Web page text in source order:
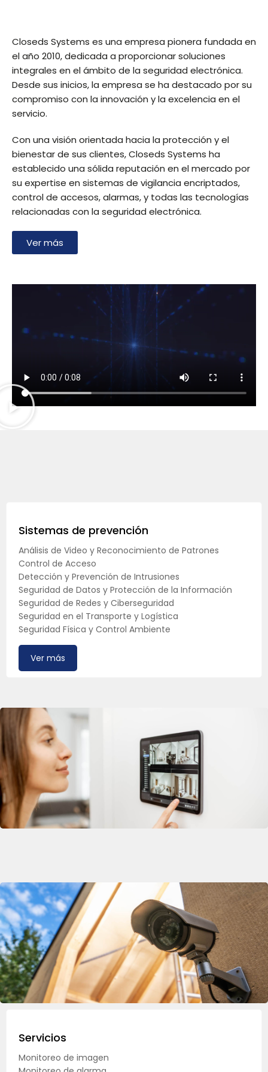
electronica e innovación en conectividad y
seguridad a todo el país.
Ver más
Closeds Systems es una empresa pionera fundada en
el año 2010, dedicada a proporcionar soluciones
integrales en el ámbito de la seguridad electrónica.
Desde sus inicios, la empresa se ha destacado por su
compromiso con la innovación y la excelencia en el
servicio.
Con una visión orientada hacia la protección y el
bienestar de sus clientes, Closeds Systems ha
establecido una sólida reputación en el mercado por
su expertise en sistemas de vigilancia encriptados,
control de accesos, alarmas, y todas las tecnologías
relacionadas con la seguridad electrónica.
Ver más
Sistemas de prevención
Análisis de Video y Reconocimiento de Patrones
Control de Acceso
Detección y Prevención de Intrusiones
Seguridad de Datos y Protección de la Información
Seguridad de Redes y Ciberseguridad
Seguridad en el Transporte y Logística
Seguridad Física y Control Ambiente
Ver más
Servicios
Monitoreo de imagen